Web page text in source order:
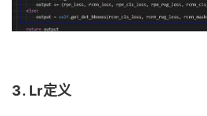
3. Lr定义